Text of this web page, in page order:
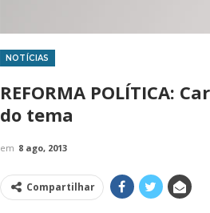
NOTÍCIAS
REFORMA POLÍTICA:
do tema
em 8 ago, 2013
Compartilhar